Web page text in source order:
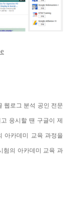
웹로그 분석 공인 전문
응시할 땐 구글이 제
아카데미 교육 과정을
험의 아카데미 교육 과